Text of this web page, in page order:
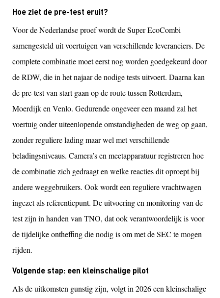
Hoe ziet de pre-test eruit?
Voor de Nederlandse proef wordt de Super EcoCombi
samengesteld uit voertuigen van verschillende leveranciers. De
complete combinatie moet eerst nog worden goedgekeurd door
de RDW, die in het najaar de nodige tests uitvoert. Daarna kan
de pre-test van start gaan op de route tussen Rotterdam,
Moerdijk en Venlo. Gedurende ongeveer een maand zal het
voertuig onder uiteenlopende omstandigheden de weg op gaan,
zonder reguliere lading maar wel met verschillende
beladingsniveaus. Camera’s en meetapparatuur registreren hoe
de combinatie zich gedraagt en welke reacties dit oproept bij
andere weggebruikers. Ook wordt een reguliere vrachtwagen
ingezet als referentiepunt. De uitvoering en monitoring van de
test zijn in handen van TNO, dat ook verantwoordelijk is voor
de tijdelijke ontheffing die nodig is om met de SEC te mogen
rijden.
Volgende stap: een kleinschalige pilot
Als de uitkomsten gunstig zijn, volgt in 2026 een kleinschalige